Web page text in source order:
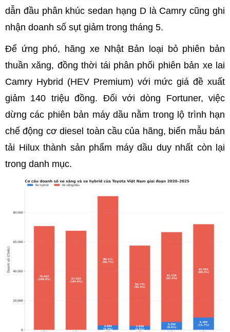
dẫn đầu phân khúc sedan hạng D là Camry cũng ghi
nhận doanh số sụt giảm trong tháng 5.
Để ứng phó, hãng xe Nhật Bản loại bỏ phiên bản
thuần xăng, đồng thời tái phân phối phiên bản xe lai
Camry Hybrid (HEV Premium) với mức giá đề xuất
giảm 140 triệu đồng. Đối với dòng Fortuner, việc
dừng các phiên bản máy dầu nằm trong lộ trình hạn
chế động cơ diesel toàn cầu của hãng, biến mẫu bán
tải Hilux thành sản phẩm máy dầu duy nhất còn lại
trong danh mục.